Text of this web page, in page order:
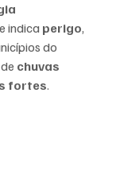
indica perigo,
do
chuvas
fortes.